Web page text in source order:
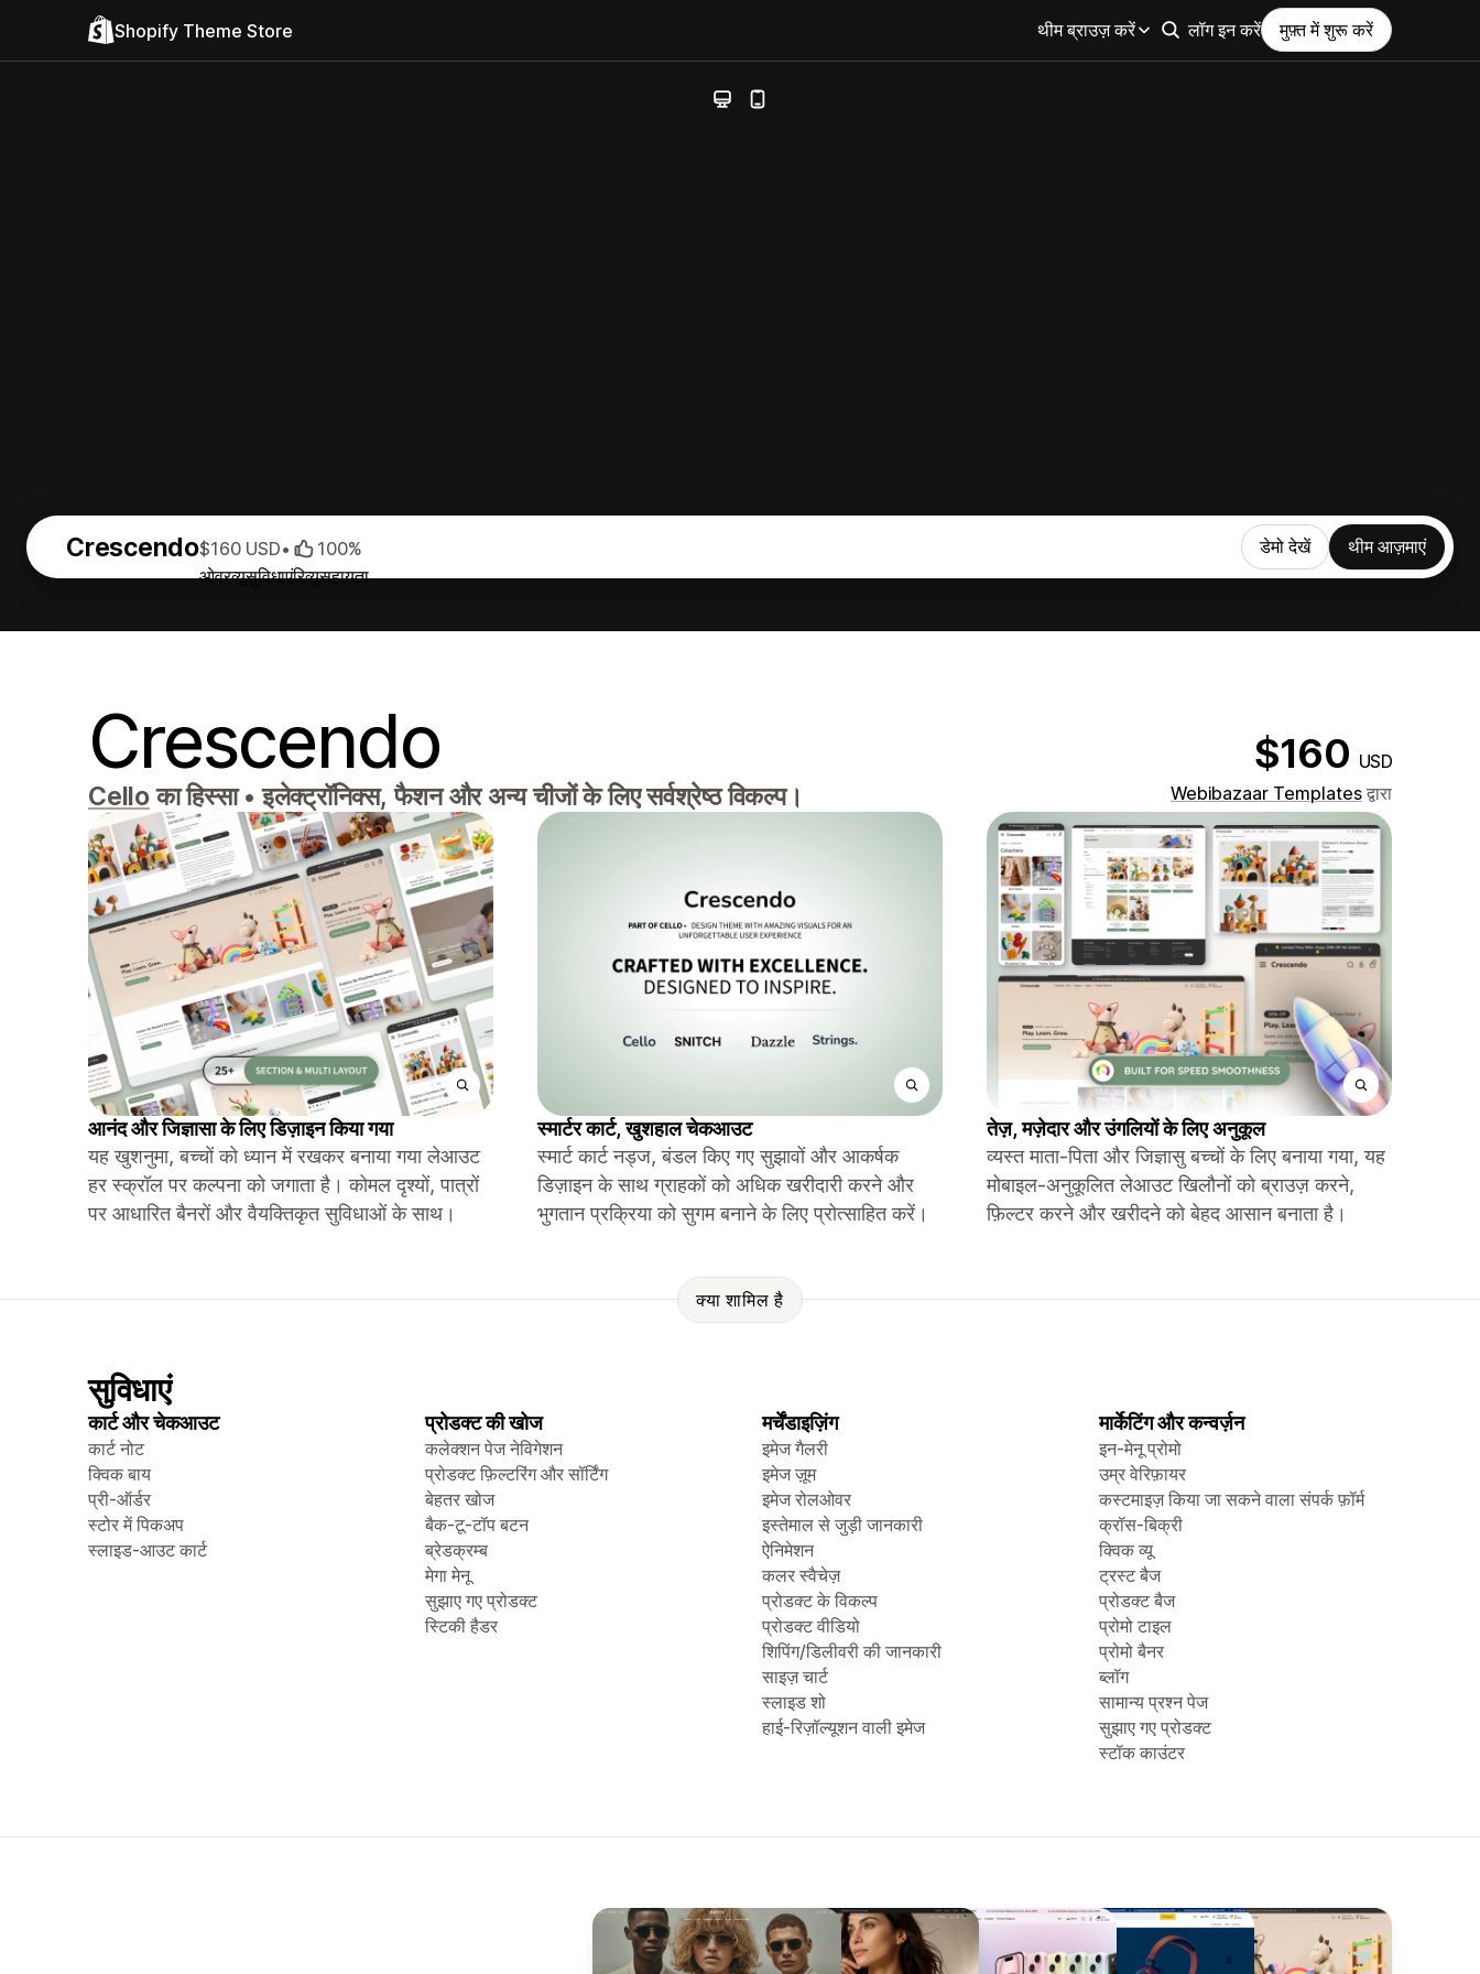
Shopify Theme Store थीम ब्राउज़ करें लॉग इन करें मुफ़्त में शुरू करें
Crescendo
ओवरव्यूसुविधाएंरिव्यूसहायता
$160 USD• 100% डेमो देखें थीम आज़माएं
Crescendo $160 USD
Celloका हिस्सा• इलेक्ट्रॉनिक्स, फैशन और अन्य चीजों के लिए सर्वश्रेष्ठ विकल्प। Webibazaar Templates द्वारा
आनंद और जिज्ञासा के लिए डिज़ाइन किया गया
यह खुशनुमा, बच्चों को ध्यान में रखकर बनाया गया लेआउट
हर स्क्रॉल पर कल्पना को जगाता है। कोमल दृश्यों, पात्रों
पर आधारित बैनरों और वैयक्तिकृत सुविधाओं के साथ।
स्मार्टर कार्ट, खुशहाल चेकआउट
स्मार्ट कार्ट नड्ज, बंडल किए गए सुझावों और आकर्षक
डिज़ाइन के साथ ग्राहकों को अधिक खरीदारी करने और
भुगतान प्रक्रिया को सुगम बनाने के लिए प्रोत्साहित करें।
तेज़, मज़ेदार और उंगलियों के लिए अनुकूल
व्यस्त माता-पिता और जिज्ञासु बच्चों के लिए बनाया गया, यह
मोबाइल-अनुकूलित लेआउट खिलौनों को ब्राउज़ करने,
फ़िल्टर करने और खरीदने को बेहद आसान बनाता है।
क्या शामिल है
सुविधाएं
कार्ट और चेकआउट
कार्ट नोट
क्विक बाय
प्री-ऑर्डर
स्टोर में पिकअप
स्लाइड-आउट कार्ट
प्रोडक्ट की खोज
कलेक्शन पेज नेविगेशन
प्रोडक्ट फ़िल्टरिंग और सॉर्टिंग
बेहतर खोज
बैक-टू-टॉप बटन
ब्रेडक्रम्ब
मेगा मेनू
सुझाए गए प्रोडक्ट
स्टिकी हैडर
मर्चेंडाइज़िंग
इमेज गैलरी
इमेज ज़ूम
इमेज रोलओवर
इस्तेमाल से जुड़ी जानकारी
ऐनिमेशन
कलर स्वैचेज़
प्रोडक्ट के विकल्प
प्रोडक्ट वीडियो
शिपिंग/डिलीवरी की जानकारी
साइज़ चार्ट
स्लाइड शो
हाई-रिज़ॉल्यूशन वाली इमेज
मार्केटिंग और कन्वर्ज़न
इन-मेनू प्रोमो
उम्र वेरिफ़ायर
कस्टमाइज़ किया जा सकने वाला संपर्क फ़ॉर्म
क्रॉस-बिक्री
क्विक व्यू
ट्रस्ट बैज
प्रोडक्ट बैज
प्रोमो टाइल
प्रोमो बैनर
ब्लॉग
सामान्य प्रश्न पेज
सुझाए गए प्रोडक्ट
स्टॉक काउंटर